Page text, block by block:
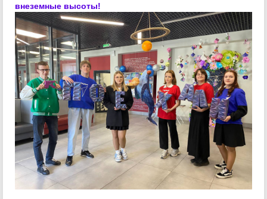
внеземные высоты!